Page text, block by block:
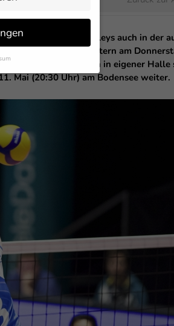
RECYCLING Volleys auch in der
den Hauptstädtern am
Samstag hat Berlin in eigener Halle
Mai (20:30 Uhr) am Bodensee weiter.
Erlaubnis bitten.
Website. Einige von
und Ihre
werden (z.
oder Anzeigen- und
Ihrer Daten finden
Sie können Ihre
anzeigen
Zurück
für die einwandfreie